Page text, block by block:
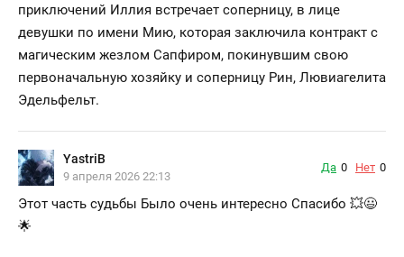
приключений Иллия встречает соперницу, в лице
девушки по имени Мию, которая заключила контракт с
магическим жезлом Сапфиром, покинувшим свою
первоначальную хозяйку и соперницу Рин, Лювиагелита
Эдельфельт.
YastriB
9 апреля 2026 22:13
Да 0 Нет 0
Этот часть судьбы Было очень интересно Спасибо 💥😃
🌟